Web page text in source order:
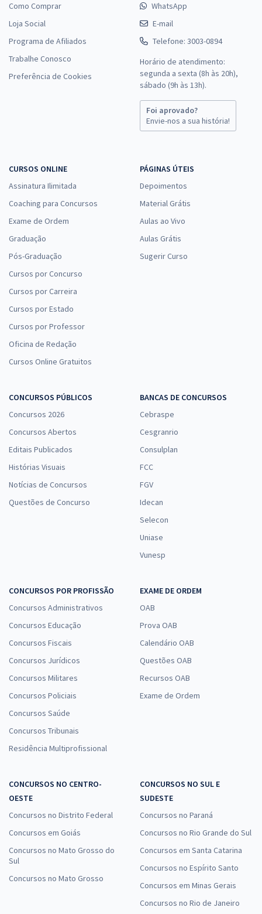
Como Comprar
Loja Social
Programa de Afiliados
Trabalhe Conosco
Preferência de Cookies
WhatsApp
E-mail
Telefone: 3003-0894
Horário de atendimento:
segunda a sexta (8h às 20h),
sábado (9h às 13h).
Foi aprovado?
Envie-nos a sua história!
CURSOS ONLINE
Assinatura Ilimitada
Coaching para Concursos
Exame de Ordem
Graduação
Pós-Graduação
Cursos por Concurso
Cursos por Carreira
Cursos por Estado
Cursos por Professor
Oficina de Redação
Cursos Online Gratuitos
PÁGINAS ÚTEIS
Depoimentos
Material Grátis
Aulas ao Vivo
Aulas Grátis
Sugerir Curso
CONCURSOS PÚBLICOS
Concursos 2026
Concursos Abertos
Editais Publicados
Histórias Visuais
Notícias de Concursos
Questões de Concurso
BANCAS DE CONCURSOS
Cebraspe
Cesgranrio
Consulplan
FCC
FGV
Idecan
Selecon
Uniase
Vunesp
CONCURSOS POR PROFISSÃO
Concursos Administrativos
Concursos Educação
Concursos Fiscais
Concursos Jurídicos
Concursos Militares
Concursos Policiais
Concursos Saúde
Concursos Tribunais
Residência Multiprofissional
EXAME DE ORDEM
OAB
Prova OAB
Calendário OAB
Questões OAB
Recursos OAB
Exame de Ordem
CONCURSOS NO CENTRO-
OESTE
Concursos no Distrito Federal
Concursos em Goiás
Concursos no Mato Grosso do
Sul
Concursos no Mato Grosso
CONCURSOS NO SUL E
SUDESTE
Concursos no Paraná
Concursos no Rio Grande do Sul
Concursos em Santa Catarina
Concursos no Espírito Santo
Concursos em Minas Gerais
Concursos no Rio de Janeiro